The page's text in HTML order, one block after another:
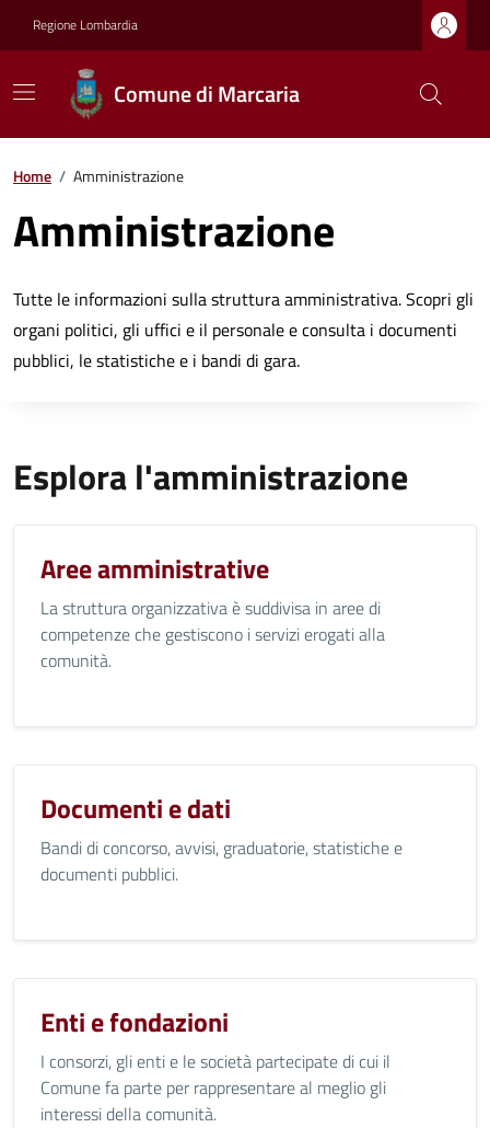
Regione Lombardia
Comune di Marcaria
Home / Amministrazione
Amministrazione
Tutte le informazioni sulla struttura amministrativa. Scopri gli
organi politici, gli uffici e il personale e consulta i documenti
pubblici, le statistiche e i bandi di gara.
Esplora l'amministrazione
Aree amministrative
La struttura organizzativa è suddivisa in aree di
competenze che gestiscono i servizi erogati alla
comunità.
Documenti e dati
Bandi di concorso, avvisi, graduatorie, statistiche e
documenti pubblici.
Enti e fondazioni
I consorzi, gli enti e le società partecipate di cui il
Comune fa parte per rappresentare al meglio gli
interessi della comunità.